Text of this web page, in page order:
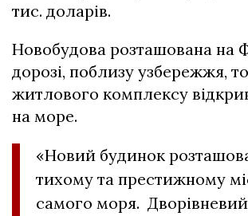
тис. доларів.
Новобудова розташована на
дорозі, поблизу узбережжя,
житлового комплексу
на море.
«Новий будинок
тихому та престижному
самого моря. Дворівневий